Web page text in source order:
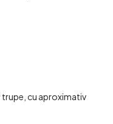
trupe, cu aproximativ